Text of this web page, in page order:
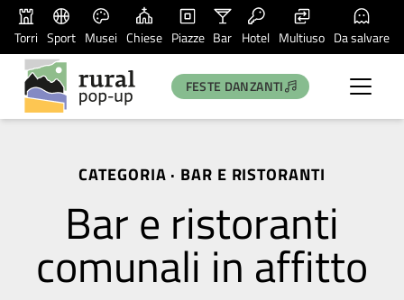
Torri Sport Musei Chiese Piazze Bar Hotel Multiuso Da salvare
FESTE DANZANTI
CATEGORIA · BAR E RISTORANTI
Bar e ristoranti
comunali in affitto